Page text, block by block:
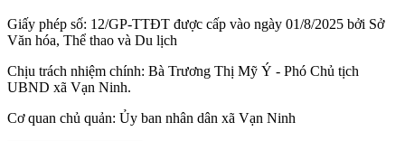
Giấy phép số: 12/GP-TTĐT được cấp vào ngày 01/8/2025 bởi Sở
Văn hóa, Thể thao và Du lịch
Chịu trách nhiệm chính: Bà Trương Thị Mỹ Ý - Phó Chủ tịch
UBND xã Vạn Ninh.
Cơ quan chủ quản: Ủy ban nhân dân xã Vạn Ninh